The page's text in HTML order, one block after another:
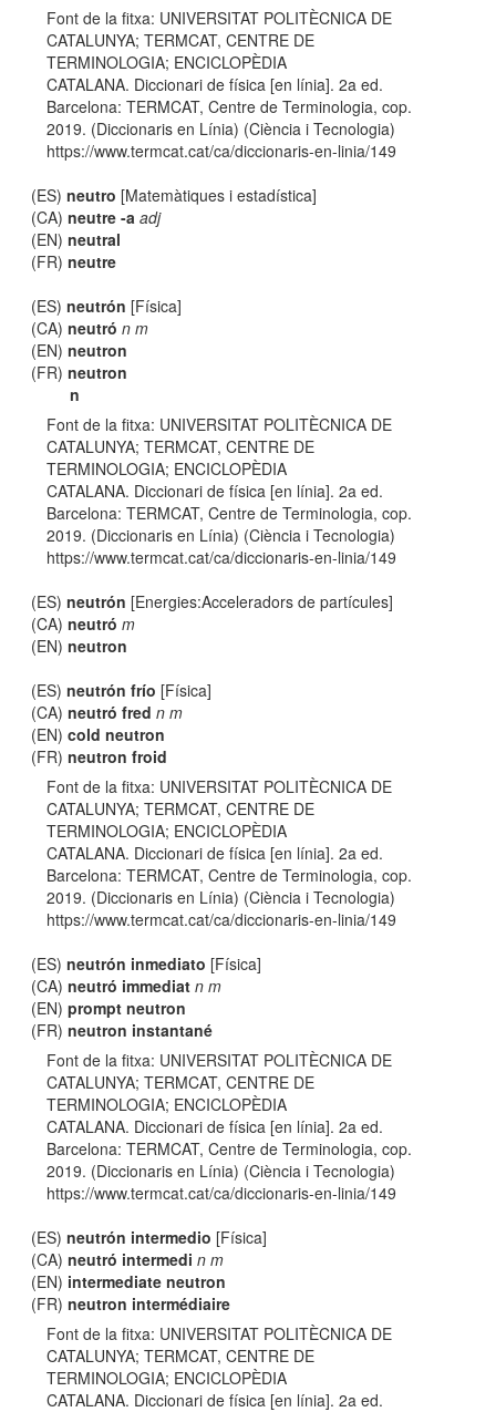
Font de la fitxa: UNIVERSITAT POLITÈCNICA DE
CATALUNYA; TERMCAT, CENTRE DE
TERMINOLOGIA; ENCICLOPÈDIA
CATALANA. Diccionari de física [en línia]. 2a ed.
Barcelona: TERMCAT, Centre de Terminologia, cop.
2019. (Diccionaris en Línia) (Ciència i Tecnologia)
https://www.termcat.cat/ca/diccionaris-en-linia/149
(ES)neutro [Matemàtiques i estadística]
(CA)neutre -a adj
(EN)neutral
(FR)neutre
(ES)neutrón [Física]
(CA)neutró n m
(EN)neutron
(FR)neutron
n
Font de la fitxa: UNIVERSITAT POLITÈCNICA DE
CATALUNYA; TERMCAT, CENTRE DE
TERMINOLOGIA; ENCICLOPÈDIA
CATALANA. Diccionari de física [en línia]. 2a ed.
Barcelona: TERMCAT, Centre de Terminologia, cop.
2019. (Diccionaris en Línia) (Ciència i Tecnologia)
https://www.termcat.cat/ca/diccionaris-en-linia/149
(ES)neutrón [Energies:Acceleradors de partícules]
(CA)neutró m
(EN)neutron
(ES)neutrón frío [Física]
(CA)neutró fred n m
(EN)cold neutron
(FR)neutron froid
Font de la fitxa: UNIVERSITAT POLITÈCNICA DE
CATALUNYA; TERMCAT, CENTRE DE
TERMINOLOGIA; ENCICLOPÈDIA
CATALANA. Diccionari de física [en línia]. 2a ed.
Barcelona: TERMCAT, Centre de Terminologia, cop.
2019. (Diccionaris en Línia) (Ciència i Tecnologia)
https://www.termcat.cat/ca/diccionaris-en-linia/149
(ES)neutrón inmediato [Física]
(CA)neutró immediat n m
(EN)prompt neutron
(FR)neutron instantané
Font de la fitxa: UNIVERSITAT POLITÈCNICA DE
CATALUNYA; TERMCAT, CENTRE DE
TERMINOLOGIA; ENCICLOPÈDIA
CATALANA. Diccionari de física [en línia]. 2a ed.
Barcelona: TERMCAT, Centre de Terminologia, cop.
2019. (Diccionaris en Línia) (Ciència i Tecnologia)
https://www.termcat.cat/ca/diccionaris-en-linia/149
(ES)neutrón intermedio [Física]
(CA)neutró intermedi n m
(EN) intermediate neutron
(FR)neutron intermédiaire
Font de la fitxa: UNIVERSITAT POLITÈCNICA DE
CATALUNYA; TERMCAT, CENTRE DE
TERMINOLOGIA; ENCICLOPÈDIA
CATALANA. Diccionari de física [en línia]. 2a ed.